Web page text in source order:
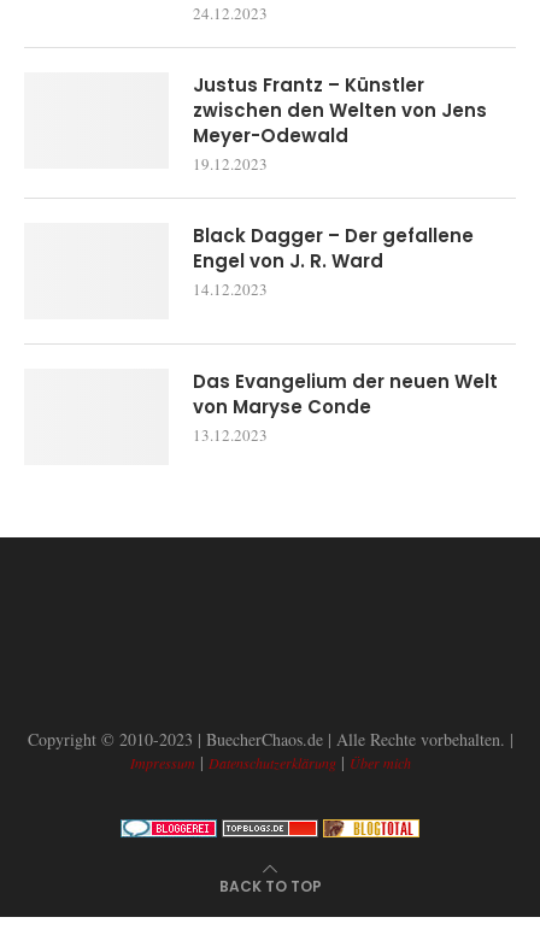
24.12.2023
Justus Frantz – Künstler
zwischen den Welten von Jens
Meyer-Odewald
19.12.2023
Black Dagger – Der gefallene
Engel von J. R. Ward
14.12.2023
Das Evangelium der neuen Welt
von Maryse Conde
13.12.2023
Copyright © 2010-2023 | BuecherChaos.de | Alle Rechte vorbehalten. |
Impressum | Datenschutzerklärung| Über mich
BACK TO TOP